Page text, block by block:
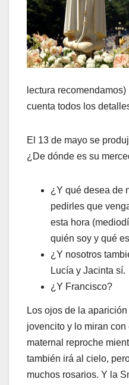
lectura
cuenta todos los
El 13 de mayo se
¿De dónde es su
¿Y qué desea de
pedirles que
esta hora
quién soy y qué
¿Y nosotros
Lucía y Jacinta sí.
¿Y Francisco?
Los ojos de la
jovencito y lo miran
maternal reproche
también irá al cielo,
muchos rosarios. Y la